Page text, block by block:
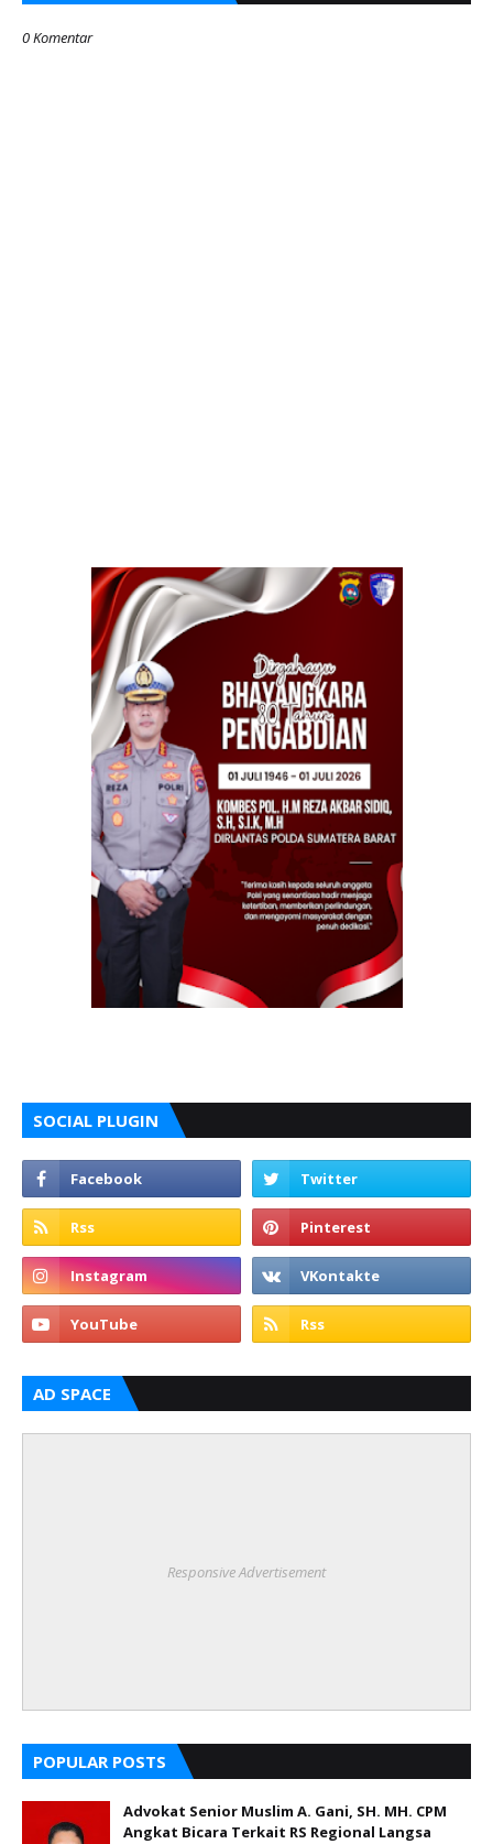
0 Komentar
SOCIAL PLUGIN
AD SPACE
Responsive Advertisement
POPULAR POSTS
Advokat Senior Muslim A. Gani, SH. MH. CPM
Angkat Bicara Terkait RS Regional Langsa